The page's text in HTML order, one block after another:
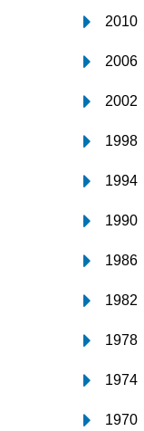
2010
2006
2002
1998
1994
1990
1986
1982
1978
1974
1970